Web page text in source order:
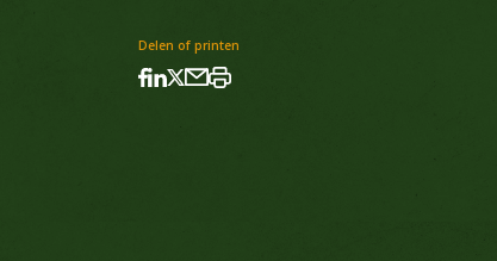
Delen of printen